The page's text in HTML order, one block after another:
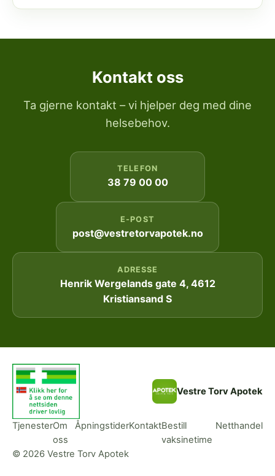
Kontakt oss
Ta gjerne kontakt – vi hjelper deg med dine
helsebehov.
TELEFON
38 79 00 00
E-POST
post@vestretorvapotek.no
ADRESSE
Henrik Wergelands gate 4, 4612
Kristiansand S
Vestre Torv Apotek
TjenesterOm
oss
ÅpningstiderKontaktBestill
vaksinetime
Netthandel
© 2026 Vestre Torv Apotek